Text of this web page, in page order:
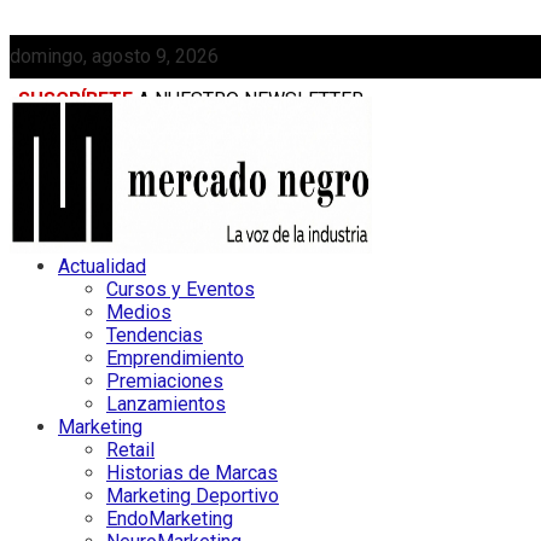
domingo, agosto 9, 2026
SUSCRÍBETE A NUESTRO NEWSLETTER
MEDIAKIT
Actualidad
Cursos y Eventos
Medios
Tendencias
Emprendimiento
Premiaciones
Lanzamientos
Marketing
Retail
Historias de Marcas
Marketing Deportivo
EndoMarketing